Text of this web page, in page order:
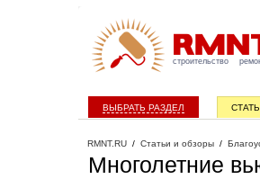
строительство
ВЫБРАТЬ РАЗДЕЛ
RMNT.RU / Статьи и обзоры /
Многолетние